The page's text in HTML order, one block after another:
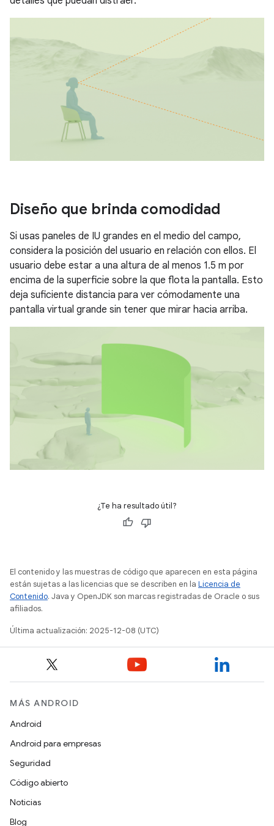
Diseño que brinda comodidad
Si usas paneles de IU grandes en el medio del campo,
considera la posición del usuario en relación con ellos. El
usuario debe estar a una altura de al menos 1.5 m por
encima de la superficie sobre la que flota la pantalla. Esto
deja suficiente distancia para ver cómodamente una
pantalla virtual grande sin tener que mirar hacia arriba.
¿Te ha resultado útil?
El contenido y las muestras de código que aparecen en esta página
están sujetas a las licencias que se describen en la Licencia de
Contenido. Java y OpenJDK son marcas registradas de Oracle o sus
afiliados.
Última actualización: 2025-12-08 (UTC)
MÁS ANDROID
Android
Android para empresas
Seguridad
Código abierto
Noticias
Blog